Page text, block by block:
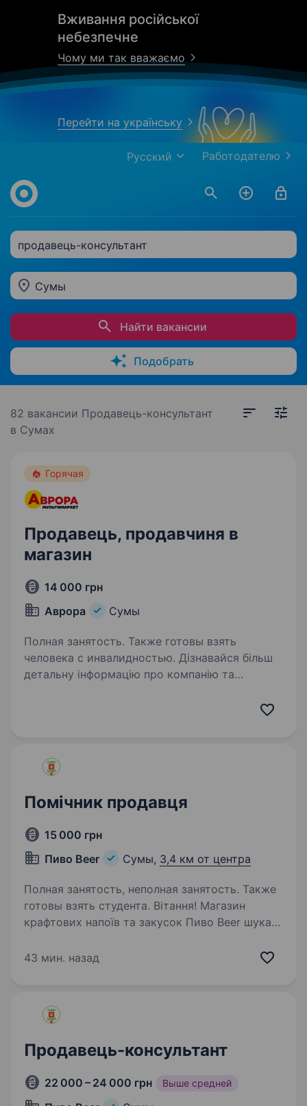
Вживання російської
небезпечне
Чому ми так вважаємо
Перейти на українську
Работодателю
Русский
продавець-консультант
Сумы
Найти вакансии
Подобрать
82 вакансии Продавець-консультант
в Сумах
Горячая
Продавець, продавчиня в
магазин
14 000 грн
Аврора
Сумы
Полная занятость. Также готовы взять
человека с инвалидностью. Дізнавайся більш
детальну інформацію про компанію та
вул. 1-а…
Помічник продавця
15 000 грн
Пиво Beer
Сумы, 3,4 км от центра
Полная занятость, неполная занятость. Также
готовы взять студента. Вітання! Магазин
крафтових напоїв та закусок Пиво Beer шукає
адресами: вул. Харківська 12 Д, Герасима
43 мин. назад
Продавець-консультант
22 000 – 24 000 грн Выше средней